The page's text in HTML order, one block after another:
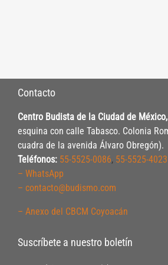
Contacto
Centro Budista de la Ciudad de
esquina con calle Tabasco. Colonia
cuadra de la avenida Álvaro Obregón).
Teléfonos: 55-5525-0086, 55-5525-4023
– WhatsApp
– contacto@budismo.com
– Anexo del CBCM Coyoacán
Suscríbete a nuestro boletín